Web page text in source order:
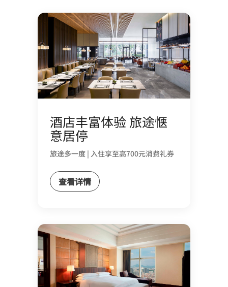
酒店丰富体验 旅途惬
意居停
旅途多一度 | 入住享至高700元消费礼券
查看详情